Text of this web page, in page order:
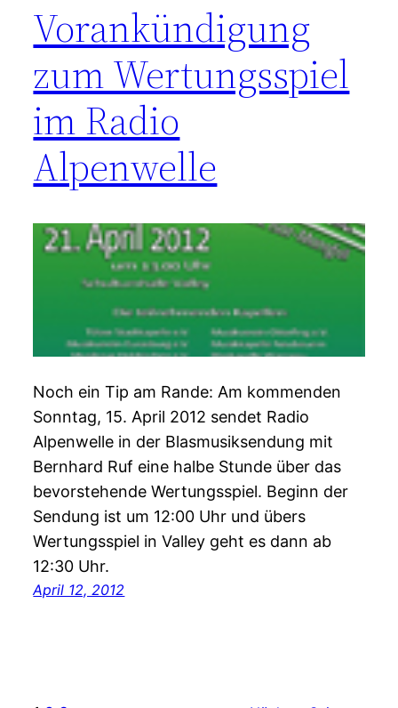
Vorankündigung
zum Wertungsspiel
im Radio
Alpenwelle
Noch ein Tip am Rande: Am kommenden
Sonntag, 15. April 2012 sendet Radio
Alpenwelle in der Blasmusiksendung mit
Bernhard Ruf eine halbe Stunde über das
bevorstehende Wertungsspiel. Beginn der
Sendung ist um 12:00 Uhr und übers
Wertungsspiel in Valley geht es dann ab
12:30 Uhr.
April 12, 2012